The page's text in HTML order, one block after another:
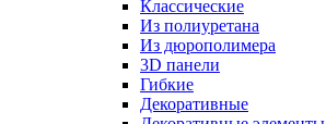
Классические
Из полиуретана
Из дюрополимера
3D панели
Гибкие
Декоративные